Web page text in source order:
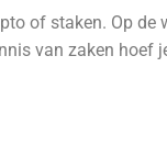
of staken. Op de
van zaken hoef